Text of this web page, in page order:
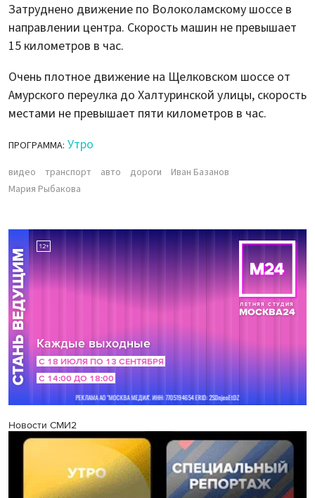
Затруднено движение по Волоколамскому шоссе в
направлении центра. Скорость машин не превышает
15 километров в час.
Очень плотное движение на Щелковском шоссе от
Амурского переулка до Халтуринской улицы, скорость
местами не превышает пяти километров в час.
ПРОГРАММА: Утро
видео транспорт авто дороги
Иван Базанов
Мария Рыбакова
Новости СМИ2